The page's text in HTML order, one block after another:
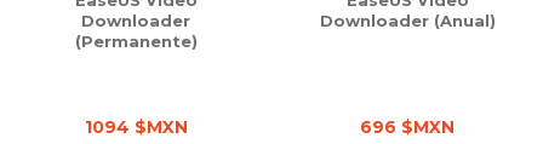
Downloader
(Permanente)
1094 $MXN
Downloader (Anual)
696 $MXN